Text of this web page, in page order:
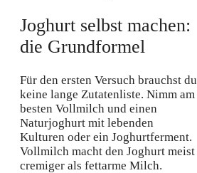
Joghurt selbst machen:
die Grundformel
Für den ersten Versuch brauchst du
keine lange Zutatenliste. Nimm am
besten Vollmilch und einen
Naturjoghurt mit lebenden
Kulturen oder ein Joghurtferment.
Vollmilch macht den Joghurt meist
cremiger als fettarme Milch.